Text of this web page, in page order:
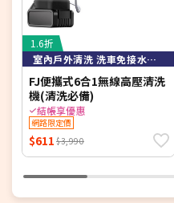
1.6折
室內戶外清洗 洗車免接水龍頭即可高壓清洗
FJ便攜式6合1無線高壓清洗
機(清洗必備)
結帳享優惠
網路限定價
$611 $3,990